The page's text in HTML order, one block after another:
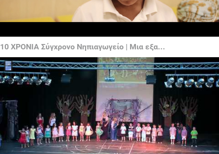
10 ΧΡΟΝΙΑ Σύγχρονο Νηπιαγωγείο | Μια εξα...